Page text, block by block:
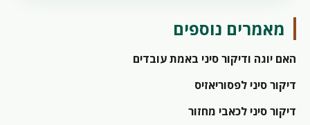
מאמרים נוספים
האם יוגה ודיקור סיני באמת עובדים
דיקור סיני לפסוריאזיס
דיקור סיני לכאבי מחזור